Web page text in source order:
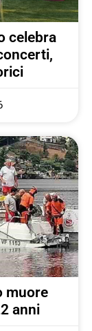
celebra
muore
anni